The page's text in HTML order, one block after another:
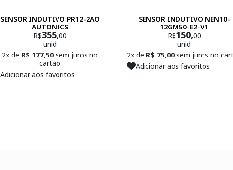
SENSOR INDUTIVO PR12-2AO
AUTONICS
R$355,00
unid
2x de R$ 177,50 sem juros no
cartão
Adicionar aos favoritos
SENSOR INDUTIVO NEN10-
12GM50-E2-V1
R$150,00
unid
2x de R$ 75,00sem juros no
Adicionar aos favoritos